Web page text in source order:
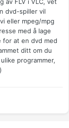
av FLV i VLC, vet
dvd-spiller vil
eller mpeg/mpg
med å lage
for at en dvd med
ditt om du
programmer,